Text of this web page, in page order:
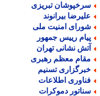
تبریزی
بیرانوند
امنیت ملی
رییس جمهور
نشانی تهران
معظم رهبری
تسنیم
اطلاعات
دموکرات